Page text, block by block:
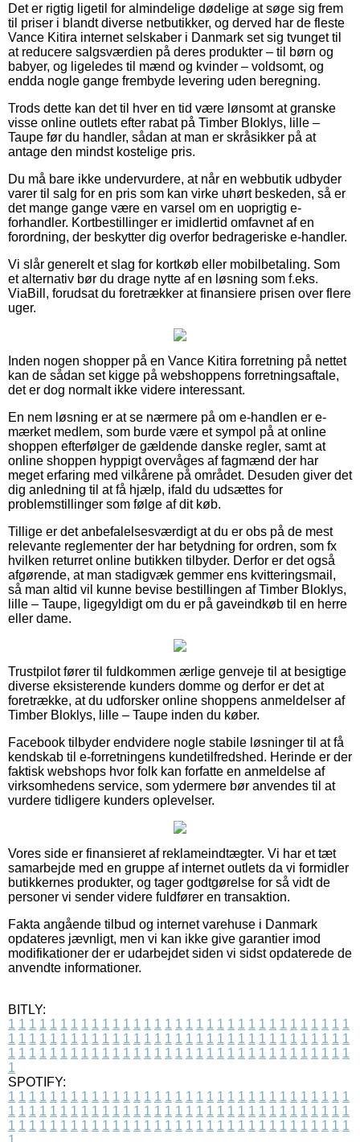
Det er rigtig ligetil for almindelige dødelige at søge sig frem
til priser i blandt diverse netbutikker, og derved har de fleste
Vance Kitira internet selskaber i Danmark set sig tvunget til
at reducere salgsværdien på deres produkter – til børn og
babyer, og ligeledes til mænd og kvinder – voldsomt, og
endda nogle gange frembyde levering uden beregning.
Trods dette kan det til hver en tid være lønsomt at granske
visse online outlets efter rabat på Timber Bloklys, lille –
Taupe før du handler, sådan at man er skråsikker på at
antage den mindst kostelige pris.
Du må bare ikke undervurdere, at når en webbutik udbyder
varer til salg for en pris som kan virke uhørt beskeden, så er
det mange gange være en varsel om en uoprigtig e-
forhandler. Kortbestillinger er imidlertid omfavnet af en
forordning, der beskytter dig overfor bedrageriske e-handler.
Vi slår generelt et slag for kortkøb eller mobilbetaling. Som
et alternativ bør du drage nytte af en løsning som f.eks.
ViaBill, forudsat du foretrækker at finansiere prisen over flere
uger.
Inden nogen shopper på en Vance Kitira forretning på nettet
kan de sådan set kigge på webshoppens forretningsaftale,
det er dog normalt ikke videre interessant.
En nem løsning er at se nærmere på om e-handlen er e-
mærket medlem, som burde være et sympol på at online
shoppen efterfølger de gældende danske regler, samt at
online shoppen hyppigt overvåges af fagmænd der har
meget erfaring med vilkårene på området. Desuden giver det
dig anledning til at få hjælp, ifald du udsættes for
problemstillinger som følge af dit køb.
Tillige er det anbefalelsesværdigt at du er obs på de mest
relevante reglementer der har betydning for ordren, som fx
hvilken returret online butikken tilbyder. Derfor er det også
afgørende, at man stadigvæk gemmer ens kvitteringsmail,
så man altid vil kunne bevise bestillingen af Timber Bloklys,
lille – Taupe, ligegyldigt om du er på gaveindkøb til en herre
eller dame.
Trustpilot fører til fuldkommen ærlige genveje til at besigtige
diverse eksisterende kunders domme og derfor er det at
foretrække, at du udforsker online shoppens anmeldelser af
Timber Bloklys, lille – Taupe inden du køber.
Facebook tilbyder endvidere nogle stabile løsninger til at få
kendskab til e-forretningens kundetilfredshed. Herinde er der
faktisk webshops hvor folk kan forfatte en anmeldelse af
virksomhedens service, som ydermere bør anvendes til at
vurdere tidligere kunders oplevelser.
Vores side er finansieret af reklameindtægter. Vi har et tæt
samarbejde med en gruppe af internet outlets da vi formidler
butikkernes produkter, og tager godtgørelse for så vidt de
personer vi sender videre fuldfører en transaktion.
Fakta angående tilbud og internet varehuse i Danmark
opdateres jævnligt, men vi kan ikke give garantier imod
modifikationer der er udarbejdet siden vi sidst opdaterede de
anvendte informationer.
BITLY:
1 1 1 1 1 1 1 1 1 1 1 1 1 1 1 1 1 1 1 1 1 1 1 1 1 1 1 1 1 1 1 1 1
1 1 1 1 1 1 1 1 1 1 1 1 1 1 1 1 1 1 1 1 1 1 1 1 1 1 1 1 1 1 1 1 1
1 1 1 1 1 1 1 1 1 1 1 1 1 1 1 1 1 1 1 1 1 1 1 1 1 1 1 1 1 1 1 1 1
1
SPOTIFY:
1 1 1 1 1 1 1 1 1 1 1 1 1 1 1 1 1 1 1 1 1 1 1 1 1 1 1 1 1 1 1 1 1
1 1 1 1 1 1 1 1 1 1 1 1 1 1 1 1 1 1 1 1 1 1 1 1 1 1 1 1 1 1 1 1 1
1 1 1 1 1 1 1 1 1 1 1 1 1 1 1 1 1 1 1 1 1 1 1 1 1 1 1 1 1 1 1 1 1